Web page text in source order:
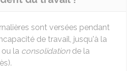
sont versées pendant
de travail, jusqu'à la
la consolidationde la